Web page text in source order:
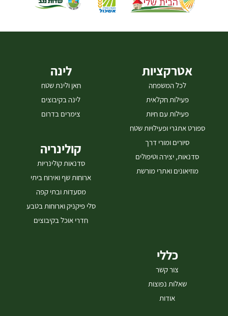
זה מתאים? לאוהבי אוכל, לאנשים שמחפשים חוויה יוצאת דופן, אינטימית
מקומות מוגבל) לא מסעדה. לא גריל. משהו אחר לגמרי. ביולי אני מקיים
באווירה כפרית ופתוחה, עם דגש על אירוח אישי, קצב איטי ואוכל שמחובר
למקום ולעונה. 9.7 – ארוחה משותפת עם נורה ביקב אנדרדוג, בליווי יינות
ארוחת טעימות על אש חיה (ט״ו באב) מספר המקומות בכל ארוחה מוגבל
7295875 [gallery
ids="26512,26510,26508,26506,26504,26502,30939,30937,30941"]
אטרקציות
לכל המשפחה
פעילות חקלאית
פעילות עם חיות
ספורט אתגרי ופעילויות שטח
סיורים ומורי דרך
סדנאות, יצירה וטיפולים
מוזיאונים ואתרי מורשת
לינה
חאן ולינת שטח
לינה בקיבוצים
צימרים בדרום
קולינריה
סדנאות קולינריות
ארוחות שף ואירוח ביתי
מסעדות ובתי קפה
סלי פיקניק וארוחות בטבע
חדרי אוכל בקיבוצים
כללי
צור קשר
שאלות נפוצות
אודות